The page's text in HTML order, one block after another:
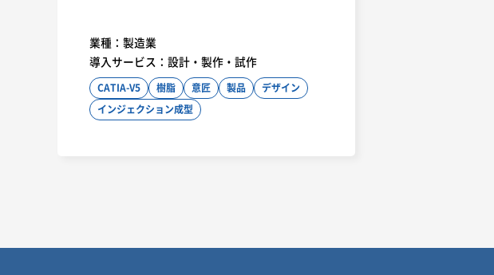
業種： 製造業
導入サービス： 設計・製作・試作
CATIA-V5 樹脂 意匠 製品
デザイン
インジェクション成型